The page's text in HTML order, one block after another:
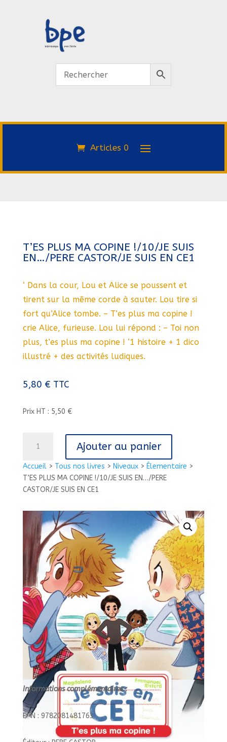
Articles 0
Accueil> Tous nos livres > Niveaux> Élementaire >
T’ES PLUS MA COPINE !/10/JE SUIS EN…/PERE
CASTOR/JE SUIS EN CE1
T’ES PLUS MA COPINE !/10/JE SUIS
EN…/PERE CASTOR/JE SUIS EN CE1
‘ Dans la cour, Lou et Alice se poussent et
tirent sur la même corde à sauter. Lou tire si
fort qu’Alice tombe. – T’es plus ma copine !
crie Alice, furieuse. Lou lui répond : – Toi non
plus, t’es plus ma copine ! ‘1 histoire + 1 dico
illustré + des activités ludiques.
5,80 € TTC
Prix HT : 5,50 €
T'ES
PLUS
MA
SUIS
EN.../PERE
CASTOR/JE
SUIS
CE1
Ajouter au panier
Informations complémentaires :
EAN : 9782081481763